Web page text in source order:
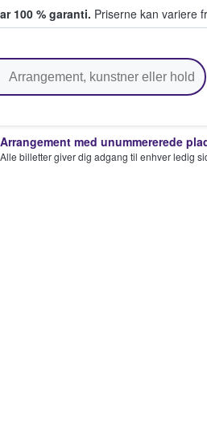
100 % garanti. Priserne kan variere
Arrangement med unummererede
Alle billetter giver dig adgang til enhver ledig